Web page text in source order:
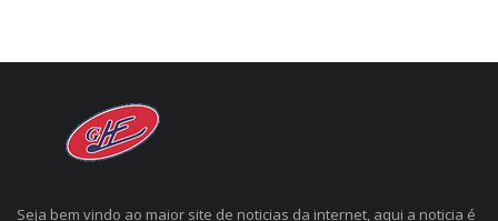
Seja bem vindo ao maior site de noticias da internet, aqui a noticia é